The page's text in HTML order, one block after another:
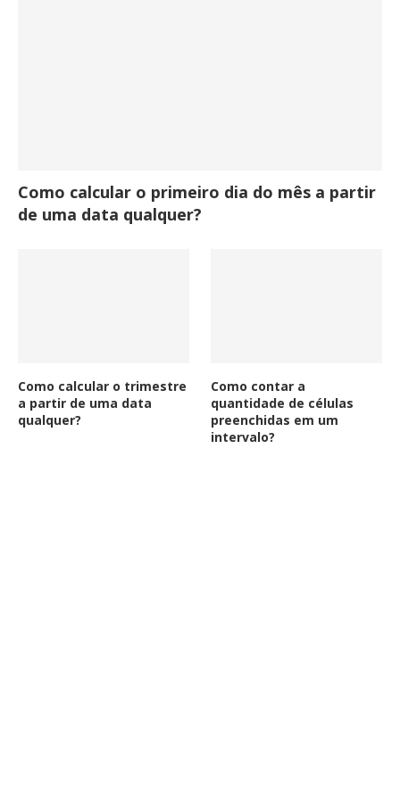
Como calcular o primeiro dia do mês a partir
de uma data qualquer?
Como calcular o trimestre
a partir de uma data
qualquer?
Como contar a
quantidade de células
preenchidas em um
intervalo?